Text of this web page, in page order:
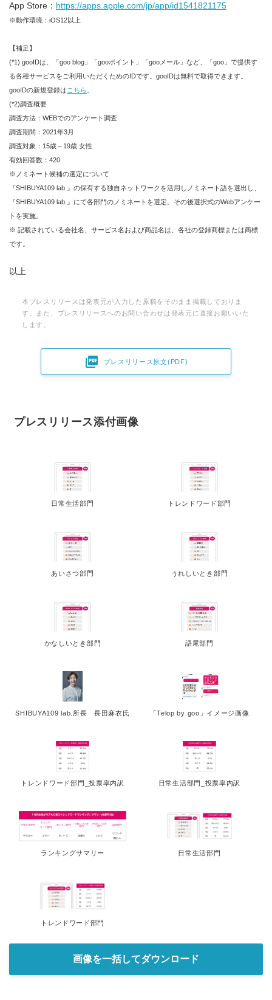
App Store： https://apps.apple.com/jp/app/id1541821175
※動作環境：iOS12以上
【補足】
(*1) gooIDは、「goo blog」「gooポイント」「gooメール」など、「goo」で提供す
る各種サービスをご利用いただくためのIDです。gooIDは無料で取得できます。
gooIDの新規登録は こちら
(*2)調査概要
調査方法：WEBでのアンケート調査
調査期間：2021年3月
調査対象：15歳～19歳 女性
有効回答数：420
※ノミネート候補の選定について
『SHIBUYA109 lab.』の保有する独自ネットワークを活用しノミネート語を選出し、
『SHIBUYA109 lab.』にて各部門のノミネートを選定。その後選択式のWebアンケー
トを実施。
※ 記載されている会社名、サービス名および商品名は、各社の登録商標または商標
です。
以上
本プレスリリースは発表元が入力した原稿をそのまま掲載しておりま
す。また、プレスリリースへのお問い合わせは発表元に直接お願いいた
します。
 プレスリリース原文(PDF)
プレスリリース添付画像
日常生活部門 トレンドワード部門
あいさつ部門 うれしいとき部門
かなしいとき部門 語尾部門
SHIBUYA109 lab.所長 長田麻衣氏 「Telop by goo」イメージ画像
トレンドワード部門_投票率内訳 日常生活部門_投票率内訳
ランキングサマリー 日常生活部門
トレンドワード部門
画像を一括してダウンロード